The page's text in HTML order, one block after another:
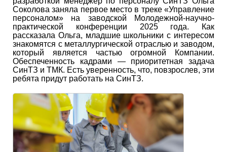
Соколова заняла первое место в треке «Управление
персоналом» на заводской Молодежной-научно-
практической конференции 2025 года. Как
рассказала Ольга, младшие школьники с интересом
знакомятся с металлургической отраслью и заводом,
который является частью огромной Компании.
Обеспеченность кадрами — приоритетная задача
СинТЗ и ТМК. Есть уверенность, что, повзрослев, эти
ребята придут работать на СинТЗ.